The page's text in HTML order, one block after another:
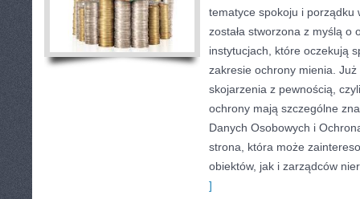
tematyce spokoju i porządku
została stworzona z myślą o
instytucjach, które oczekują
zakresie ochrony mienia.
skojarzenia z pewnością,
ochrony mają szczególne
Danych Osobowych i
strona, która może
obiektów, jak i zarządców
]